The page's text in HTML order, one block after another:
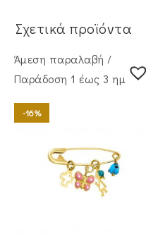
Σχετικά προϊόντα
Άμεση παραλαβή /
Παράδoση 1 έως 3 ημέρες
-16%